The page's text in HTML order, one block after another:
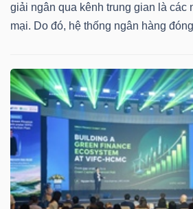
giải ngân qua kênh trung gian là các
mại. Do đó, hệ thống ngân hàng